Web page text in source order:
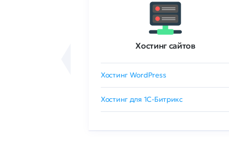
Хостинг сайтов
Хостинг WordPress
Хостинг для 1C-Битрикс